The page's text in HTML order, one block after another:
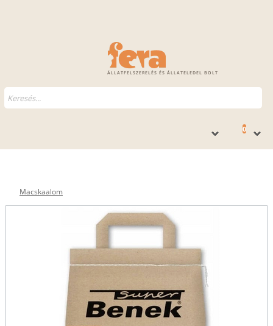
ÁLLATFELSZERELÉS ÉS ÁLLATELEDEL BOLT
0
Macskaalom